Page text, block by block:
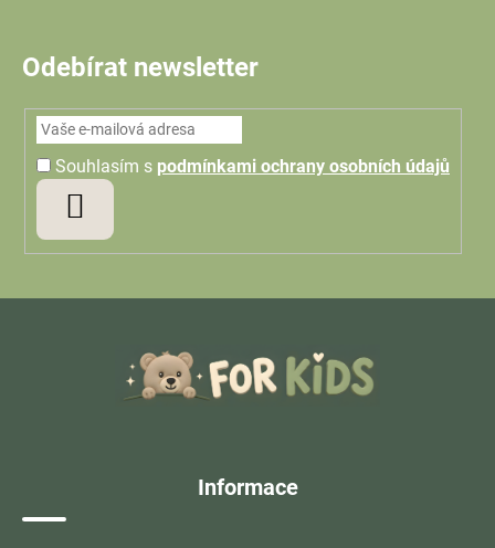
Odebírat newsletter
Souhlasím s podmínkami ochrany osobních údajů
SE
Informace